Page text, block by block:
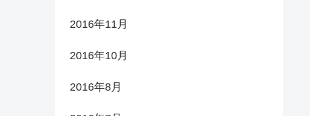
2016年11月
2016年10月
2016年8月